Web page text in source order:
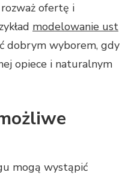
ofertę i
modelowanie ust
dobrym wyborem, gdy
opiece i naturalnym
mogą wystąpić